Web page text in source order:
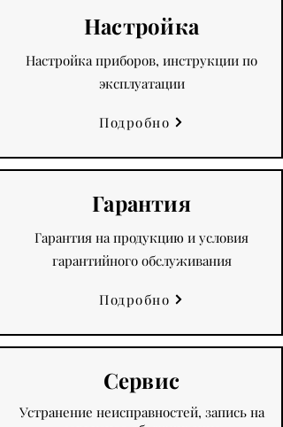
Настройка
Настройка приборов, инструкции по
эксплуатации
Подробно
Гарантия
Гарантия на продукцию и условия
гарантийного обслуживания
Подробно
Сервис
Устранение неисправностей, запись на